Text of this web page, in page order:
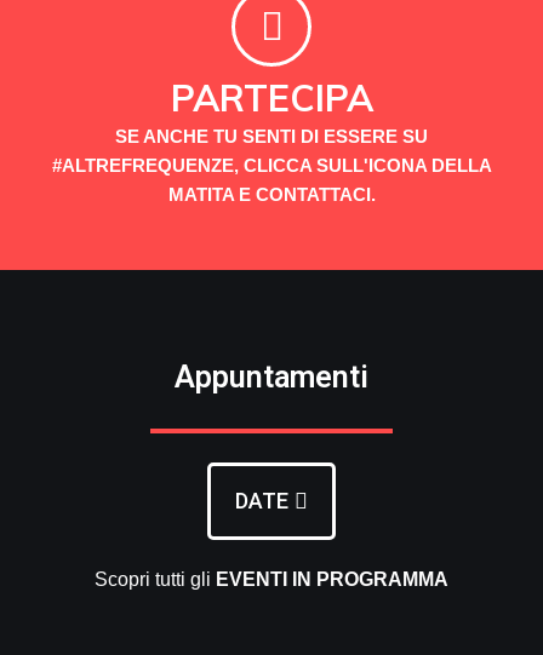
PARTECIPA
SE ANCHE TU SENTI DI ESSERE SU
#ALTREFREQUENZE, CLICCA SULL'ICONA DELLA
MATITA E CONTATTACI.
Appuntamenti
DATE
Scopri tutti gli EVENTI IN PROGRAMMA